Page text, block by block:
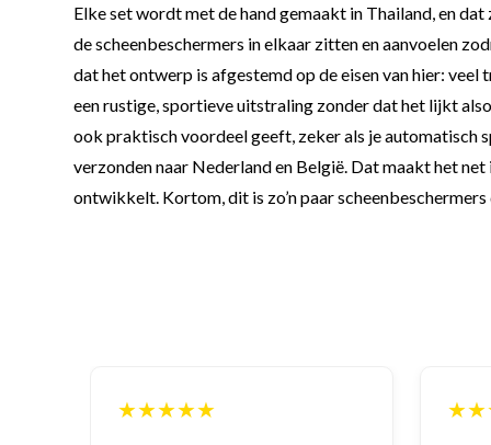
Elke set wordt met de hand gemaakt in Thailand, en
de scheenbeschermers in elkaar zitten en aanvoelen
dat het ontwerp is afgestemd op de eisen van hier: veel
een rustige, sportieve uitstraling zonder dat het lijkt
ook praktisch voordeel geeft, zeker als je automatisch
verzonden naar Nederland en België. Dat maakt het
ontwikkelt. Kortom, dit is zo’n paar
★★★★★